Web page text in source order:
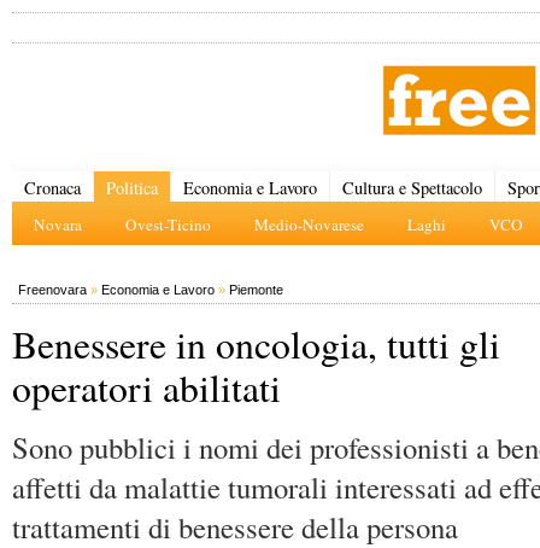
Cronaca Politica
Novara Ovest-Ticino Medio-Novarese Laghi VCO
Economia e Lavoro Cultura e Spettacolo
Freenovara » Economia e Lavoro » Piemonte
Benessere in oncologia, tutti gli
operatori abilitati
Sono pubblici i nomi dei professionisti a
affetti da malattie tumorali interessati ad
trattamenti di benessere della persona